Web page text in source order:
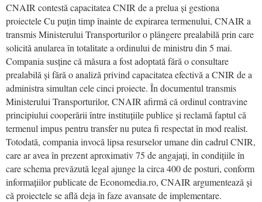
CNAIR contestă capacitatea CNIR de a prelua și gestiona
proiectele Cu puțin timp înainte de expirarea termenului, CNAIR a
transmis Ministerului Transporturilor o plângere prealabilă prin care
solicită anularea în totalitate a ordinului de ministru din 5 mai.
Compania susține că măsura a fost adoptată fără o consultare
prealabilă și fără o analiză privind capacitatea efectivă a CNIR de a
administra simultan cele cinci proiecte. În documentul transmis
Ministerului Transporturilor, CNAIR afirmă că ordinul contravine
principiului cooperării între instituțiile publice și reclamă faptul că
termenul impus pentru transfer nu putea fi respectat în mod realist.
Totodată, compania invocă lipsa resurselor umane din cadrul CNIR,
care ar avea în prezent aproximativ 75 de angajați, în condițiile în
care schema prevăzută legal ajunge la circa 400 de posturi, conform
informațiilor publicate de Economedia.ro, CNAIR argumentează și
că proiectele se află deja în faze avansate de implementare.